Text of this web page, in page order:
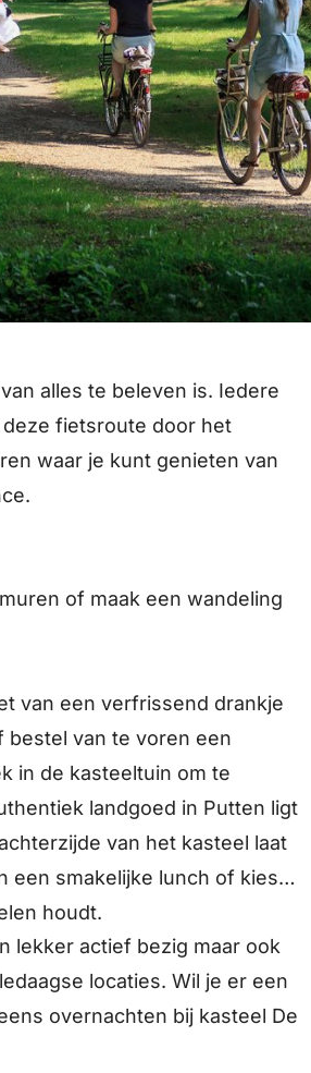
alles te beleven is. Iedere
fietsroute door het
waar je kunt genieten van
of maak een wandeling
van een verfrissend drankje
bestel van te voren een
in de kasteeltuin om te
landgoed in Putten ligt
van het kasteel laat
een smakelijke lunch of kies
houdt.
lekker actief bezig maar ook
locaties. Wil je er een
overnachten bij kasteel De